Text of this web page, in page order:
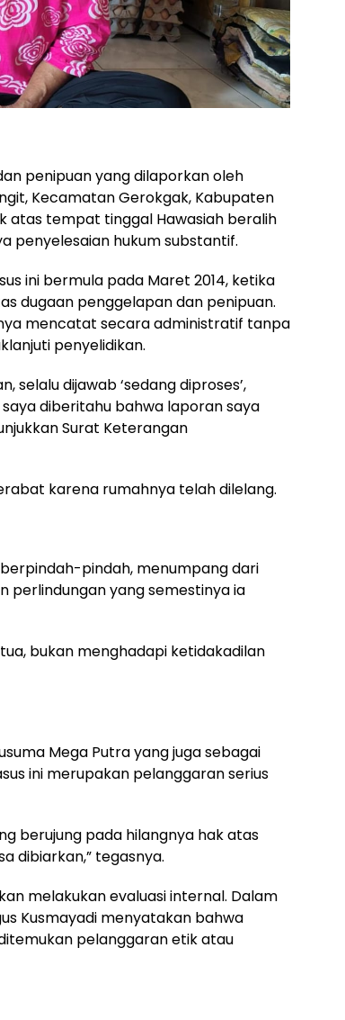
penipuan yang dilaporkan oleh
Kecamatan Gerokgak, Kabupaten
atas tempat tinggal Hawasiah beralih
penyelesaian hukum substantif.
ini bermula pada Maret 2014, ketika
dugaan penggelapan dan penipuan.
mencatat secara administratif tanpa
penyelidikan.
selalu dijawab ‘sedang diproses’,
diberitahu bahwa laporan saya
Surat Keterangan
karena rumahnya telah dilelang.
pindah, menumpang dari
perlindungan yang semestinya ia
bukan menghadapi ketidakadilan
Mega Putra yang juga sebagai
ini merupakan pelanggaran serius
berujung pada hilangnya hak atas
dibiarkan,” tegasnya.
melakukan evaluasi internal. Dalam
Kusmayadi menyatakan bahwa
pelanggaran etik atau